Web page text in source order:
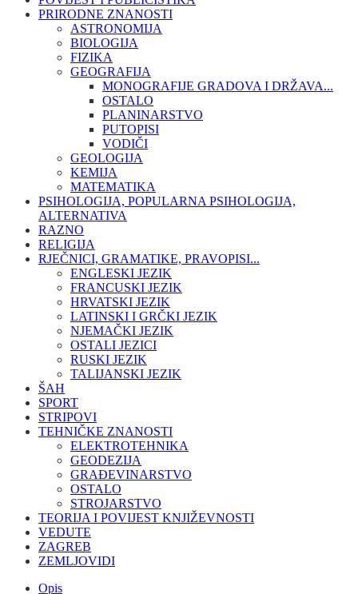
PRIRODNE ZNANOSTI
ASTRONOMIJA
BIOLOGIJA
FIZIKA
GEOGRAFIJA
MONOGRAFIJE GRADOVA I DRŽAVA...
OSTALO
PLANINARSTVO
PUTOPISI
VODIČI
GEOLOGIJA
KEMIJA
MATEMATIKA
PSIHOLOGIJA, POPULARNA PSIHOLOGIJA,
ALTERNATIVA
RAZNO
RELIGIJA
RJEČNICI, GRAMATIKE, PRAVOPISI...
ENGLESKI JEZIK
FRANCUSKI JEZIK
HRVATSKI JEZIK
LATINSKI I GRČKI JEZIK
NJEMAČKI JEZIK
OSTALI JEZICI
RUSKI JEZIK
TALIJANSKI JEZIK
ŠAH
SPORT
STRIPOVI
TEHNIČKE ZNANOSTI
ELEKTROTEHNIKA
GEODEZIJA
GRAĐEVINARSTVO
OSTALO
STROJARSTVO
TEORIJA I POVIJEST KNJIŽEVNOSTI
VEDUTE
ZAGREB
ZEMLJOVIDI
Opis